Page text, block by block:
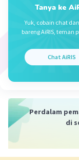
Tanya ke
Yuk, cobain chat
bareng AiRIS, teman
Chat AiRIS
Perdalam
di